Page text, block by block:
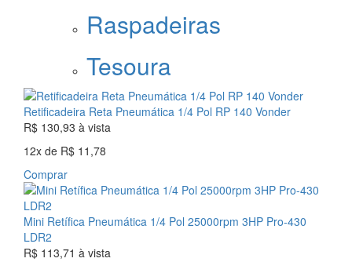
Raspadeiras
Tesoura
Retificadeira Reta Pneumática 1/4 Pol RP 140 Vonder
R$ 130,93 à vista
12x de R$ 11,78
Comprar
Mini Retífica Pneumática 1/4 Pol 25000rpm 3HP Pro-430
LDR2
R$ 113,71 à vista